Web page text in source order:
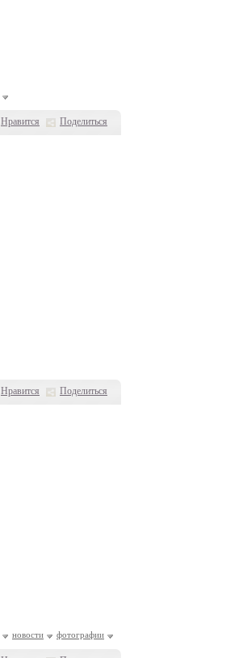
Нравится Поделиться
Нравится Поделиться
новости фотографии